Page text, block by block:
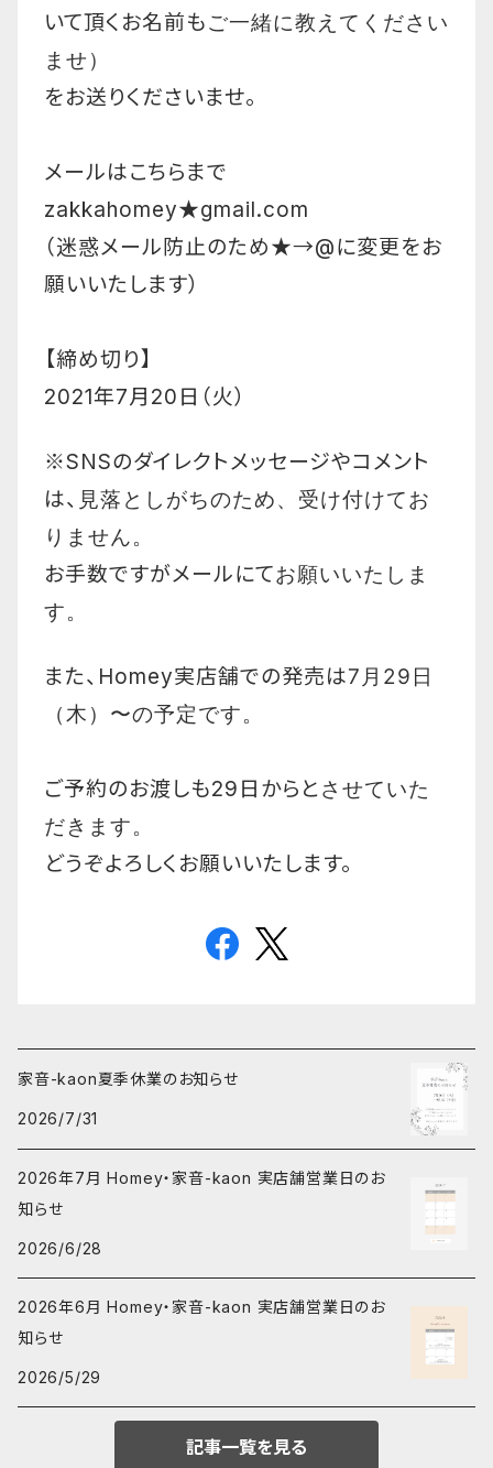
いて頂くお名前もご一緒に教えてください
ませ）
をお送りくださいませ。
メールはこちらまで
zakkahomey★gmail.com
（迷惑メール防止のため★→@に変更をお
願いいたします）
【締め切り】
2021年7月20日（火）
※SNSのダイレクトメッセージやコメント
は、 見落としがちのため、受け付けてお
りません。
お手数ですがメールにてお願いいたしま
す。
また、Homey実店舗での発売は7月29日
（木）〜の予定です。
ご予約のお渡しも29日からとさせていた
だきます。
どうぞよろしくお願いいたします。
家音-kaon夏季休業のお知らせ
2026/7/31
2026年7月 Homey・家音-kaon 実店舗営業日のお
知らせ
2026/6/28
2026年6月 Homey・家音-kaon 実店舗営業日のお
知らせ
2026/5/29
記事一覧を見る